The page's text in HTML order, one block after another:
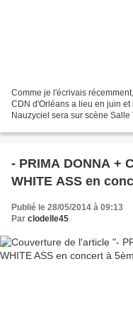
Comme je l'écrivais
CDN d'Orléans a lieu en juin
Nauzyciel sera sur scène Salle
- PRIMA DONNA + CRUSADERS OF LOVE +
WHITE ASS en
Publié le 28/05/2014 à 09:13
Par clodelle45